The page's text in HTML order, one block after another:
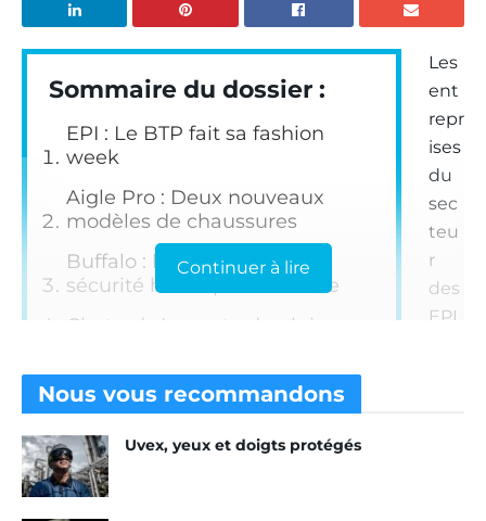
Sommaire du dossier :
EPI : Le BTP fait sa fashion
week
Aigle Pro : Deux nouveaux
modèles de chaussures
Buffalo : la chaussure de
sécurité haute performance
Chatard : La veste de pluie
Une gamme de vêtements
haute protection
Damart accroît l’influence de
DamartPro
Les
ent
repr
ises
du
sec
teu
r
des
EPI
Continuer à lire
Nous vous recommandons
Uvex, yeux et doigts protégés